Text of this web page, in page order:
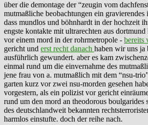
über die demontage der “zeugin vom
mutmaßliche beobachtungen ein
dass mundlos und böhnhardt in der hochzeit
engste kontakte mit ultrarechten aus
vor einem mord in der rohrmetropole - bereits
gericht und erst recht danach haben wir uns ja
ausführlich gewundert. aber es kam
einmal rund um die einvernahme des
jene frau von a. mutmaßlich mit dem “nsu-
garten kurz vor zwei nsu-morden gesehen
vorgestern, als ein polizist vor gericht
rund um den mord an theodorous boulgarides
des deutschlandweit bekannten
harmlos einstufte. doch der reihe nach.